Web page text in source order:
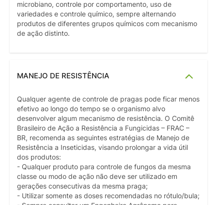
microbiano, controle por comportamento, uso de
variedades e controle químico, sempre alternando
produtos de diferentes grupos químicos com mecanismo
de ação distinto.
MANEJO DE RESISTÊNCIA
Qualquer agente de controle de pragas pode ficar menos
efetivo ao longo do tempo se o organismo alvo
desenvolver algum mecanismo de resistência. O Comitê
Brasileiro de Ação a Resistência a Fungicidas – FRAC –
BR, recomenda as seguintes estratégias de Manejo de
Resistência a Inseticidas, visando prolongar a vida útil
dos produtos:
- Qualquer produto para controle de fungos da mesma
classe ou modo de ação não deve ser utilizado em
gerações consecutivas da mesma praga;
- Utilizar somente as doses recomendadas no rótulo/bula;